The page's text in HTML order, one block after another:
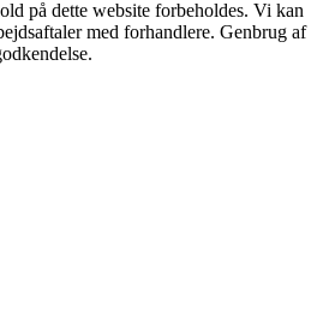
på dette website forbeholdes. Vi kan
med forhandlere. Genbrug af